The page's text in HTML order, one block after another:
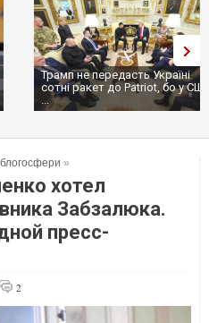
Вибух у ресторані в Москві:
ціллю був головком ВКС
пр...
»
хотел
Забзалюка.
пресс-
2